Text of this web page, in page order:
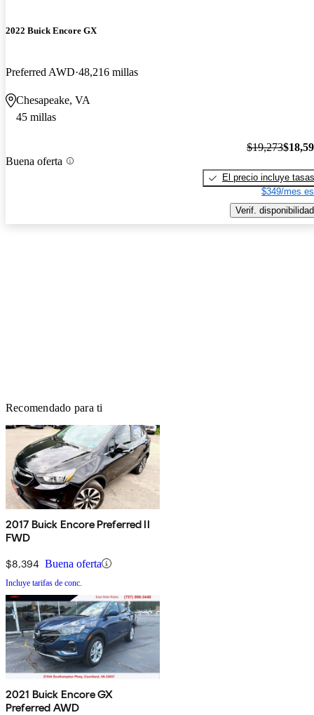
2022 Buick Encore GX
Preferred AWD 48,216 millas
Chesapeake, VA
45 millas
Buena oferta
$19,273
El precio incluye tasas
$349/mes
Verif. disponibilidad
Recomendado para ti
2017 Buick Encore Preferred II
FWD
$8,394 Buena oferta
Incluye tarifas de conc.
2021 Buick Encore GX
Preferred AWD